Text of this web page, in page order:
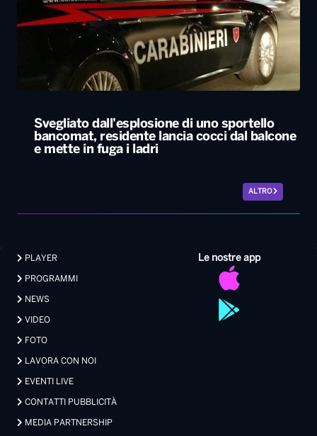
Svegliato dall’esplosione di uno sportello
bancomat, residente lancia cocci dal balcone
e mette in fuga i ladri
ALTRO
Le nostre app
PLAYER
PROGRAMMI
NEWS
VIDEO
FOTO
LAVORA CON NOI
EVENTI LIVE
CONTATTI PUBBLICITÀ
MEDIA PARTNERSHIP